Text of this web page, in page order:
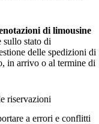
di limousine
sullo stato di
delle spedizioni di
in arrivo o al termine di
riservazioni
a errori e conflitti